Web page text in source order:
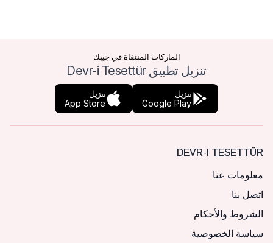
الماركات المنتقاة في جيبك
تنزيل تطبيق Devr-i Tesettür
تنزيل
Google Play
تنزيل
App Store
DEVR-I TESETTÜR
معلومات عنا
اتصل بنا
الشروط والأحكام
سياسة الخصوصية